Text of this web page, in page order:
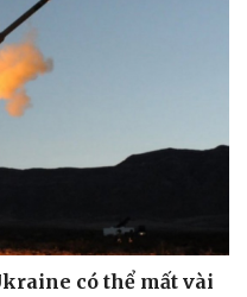
có thể mất vài